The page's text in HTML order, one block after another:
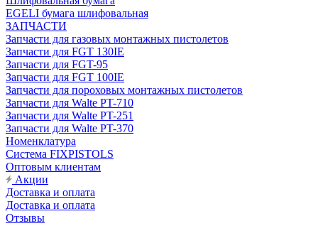
EGELI бумага шлифовальная
ЗАПЧАСТИ
Запчасти для газовых монтажных пистолетов
Запчасти для FGT 130IE
Запчасти для FGT-95
Запчасти для FGT 100IE
Запчасти для пороховых монтажных пистолетов
Запчасти для Walte PT-710
Запчасти для Walte PT-251
Запчасти для Walte PT-370
Номенклатура
Система FIXPISTOLS
Оптовым клиентам
Акции
Доставка и оплата
Доставка и оплата
Отзывы